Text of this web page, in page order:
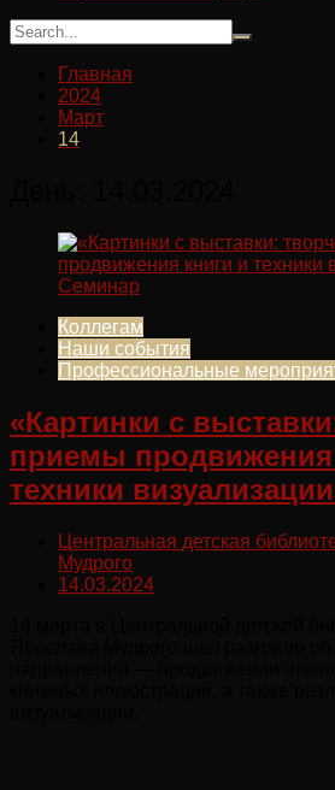
Главная
2024
Март
14
Коллегам
Наши события
Профессиональные
«Картинки с
приемы продвижения
техники
Центральная детская
Мудрого
14.03.2024